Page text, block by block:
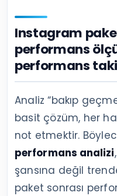
Instagram
performans
performans
Analiz “bakıp
basit çözüm, her
not etmektir.
performans analizi
şansına değil
paket sonrası